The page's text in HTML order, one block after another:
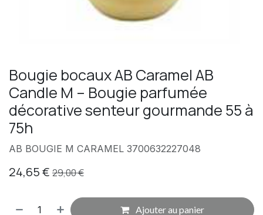
Bougie bocaux AB Caramel AB
Candle M – Bougie parfumée
décorative senteur gourmande 55 à
75h
AB BOUGIE M CARAMEL 3700632227048
24,65€ 29,00€
Ajouter au panier